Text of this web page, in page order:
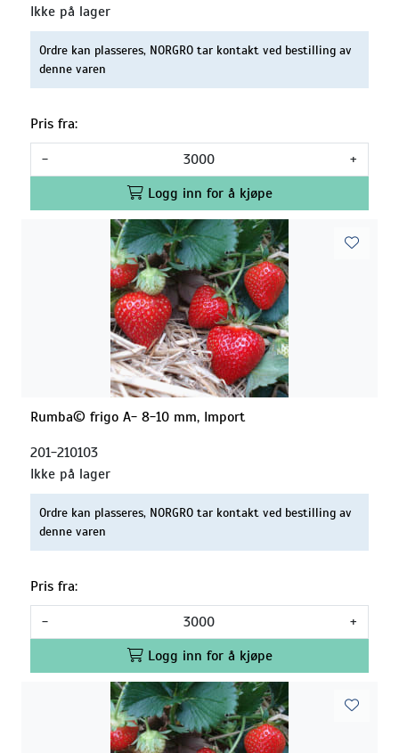
Ikke på lager
Ordre kan plasseres, NORGRO tar kontakt ved bestilling av
denne varen
Pris fra:
-
+
Logg inn for å kjøpe
Rumba© frigo A- 8-10 mm, Import
201-210103
Ikke på lager
Ordre kan plasseres, NORGRO tar kontakt ved bestilling av
denne varen
Pris fra:
-
+
Logg inn for å kjøpe